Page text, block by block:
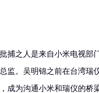
捕之人是来自小米电视部
监。吴明锦之前在台湾瑞
成为沟通小米和瑞仪的桥